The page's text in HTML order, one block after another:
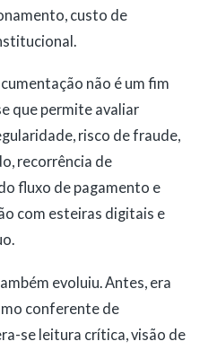
custo de
não é um fim
que permite avaliar
risco de fraude,
recorrência de
fluxo de pagamento e
com esteiras digitais e
evoluiu. Antes, era
conferente de
se leitura crítica, visão de